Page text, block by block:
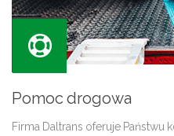
Pomoc drogowa
Firma Daltrans oferuje Państwu